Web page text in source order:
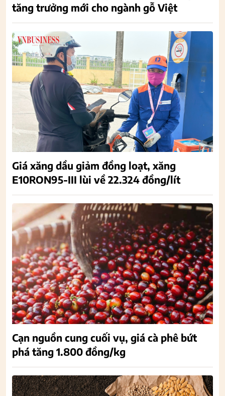
tăng trưởng mới cho ngành gỗ Việt
Giá xăng dầu giảm đồng loạt, xăng
E10RON95-III lùi về 22.324 đồng/lít
Cạn nguồn cung cuối vụ, giá cà phê bứt
phá tăng 1.800 đồng/kg